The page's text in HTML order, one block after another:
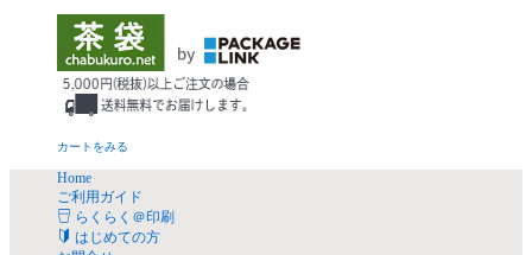
カートをみる
Home
ご利用ガイド
らくらく＠印刷
はじめての方